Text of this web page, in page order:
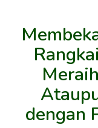
dengan